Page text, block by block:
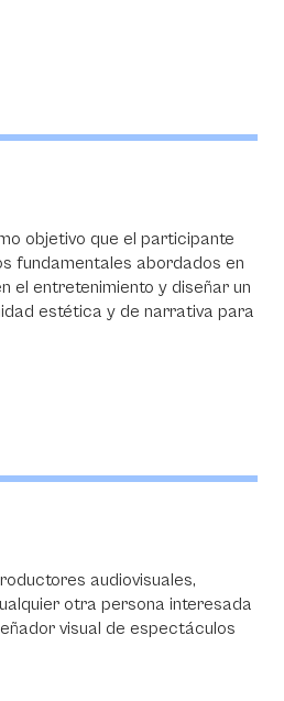
objetivo que el participante
fundamentales abordados en
el entretenimiento y diseñar un
estética y de narrativa para
audiovisuales,
otra persona interesada
visual de espectáculos